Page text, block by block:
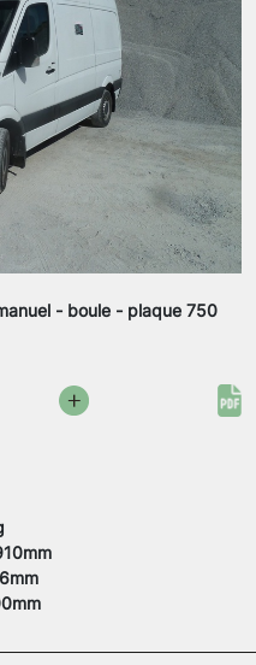
- boule - plaque 750